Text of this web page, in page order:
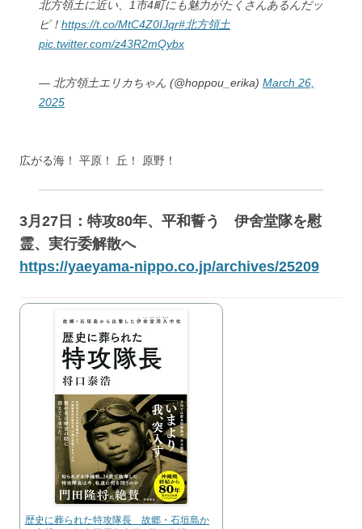
北方領土に近い、1市4町にも魅力がたくさんあるんだッ
ピ！ https://t.co/MtC4Z0IJqr#北方領土
pic.twitter.com/z43R2mQybx
— 北方領土エリカちゃん (@hoppou_erika) March 26,
2025
広がる海！ 平原！ 丘！ 原野！
3月27日：特攻80年、平和誓う 伊舍堂隊を慰
霊、実行委解散へ
https://yaeyama-nippo.co.jp/archives/25209
歴史に葬られた特攻隊長 故郷・石垣島か